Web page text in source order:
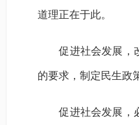
道理正在于此。
促进社会发展，改
的要求，制定民生政
促进社会发展，必